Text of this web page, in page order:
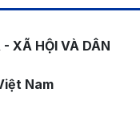
XÃ HỘI VÀ DÂN
Nam